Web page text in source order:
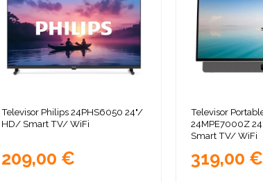
Televisor Philips 24PHS6050 24"/
HD/ Smart TV/ WiFi
209,00 €
Televisor
24MPE7000Z
Smart TV/ WiFi
319,00 €